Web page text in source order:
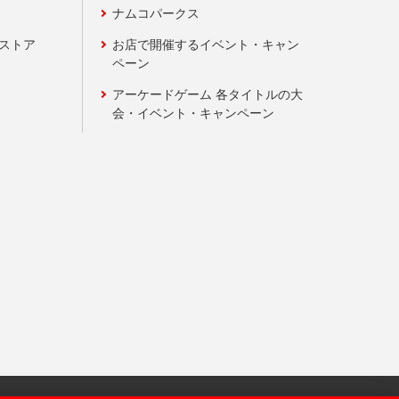
トア
ナムコパークス
お店で開催するイベント・キャン
ペーン
アーケードゲーム 各タイトルの大
会・イベント・キャンペーン